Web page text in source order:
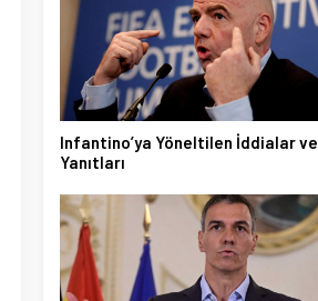
Infantino’ya Yöneltilen İddialar ve
Yanıtları